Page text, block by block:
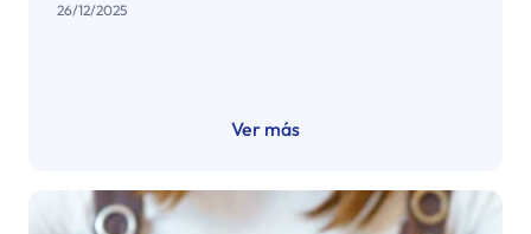
26/12/2025
Ver más